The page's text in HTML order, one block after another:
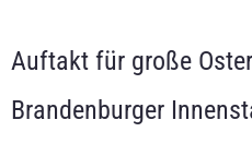
Auftakt für große
Brandenburger